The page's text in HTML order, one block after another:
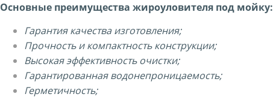
Основные преимущества жироуловителя под мойку:
Гарантия качества изготовления;
Прочность и компактность конструкции;
Высокая эффективность очистки;
Гарантированная водонепроницаемость;
Герметичность;